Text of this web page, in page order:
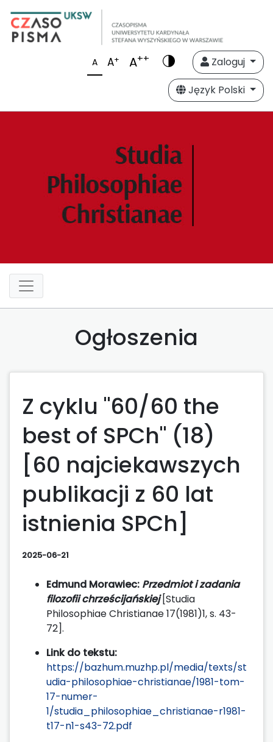
A A+ A++
Zaloguj
Język Polski
Ogłoszenia
Z cyklu "60/60 the
best of SPCh" (18)
[60 najciekawszych
publikacji z 60 lat
istnienia SPCh]
2025-06-21
Edmund Morawiec: Przedmiot i zadania
filozofii chrześcijańskiej[Studia
Philosophiae Christianae 17(1981)1, s. 43-
72].
Link do tekstu:
https://bazhum.muzhp.pl/media/texts/st
udia-philosophiae-christianae/1981-tom-
17-numer-
1/studia_philosophiae_christianae-r1981-
t17-n1-s43-72.pdf